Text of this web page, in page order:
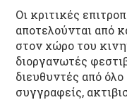
Οι κριτικές
αποτελούνται από
στον χώρο του
διοργανωτές
διευθυντές από
συγγραφείς,